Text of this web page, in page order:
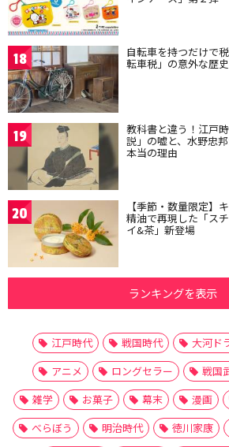
18 自転車を持つだけで
転車税」の意外な歴
19 教科書と違う！江戸
説」の嘘と、水野忠
本当の理由
20 【季節・数量限定】
精油で再現した「ス
イ&茶」新登場
ランキングを表示
江戸時代 戦国時代 大河ド
アニメ
ロングセラー 戦国
雑学
お菓子 幕末 漫画
べらぼう
明治時代 徳川家康